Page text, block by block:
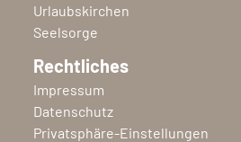
Urlaubskirchen
Seelsorge
Rechtliches
Impressum
Datenschutz
Privatsphäre-Einstellungen